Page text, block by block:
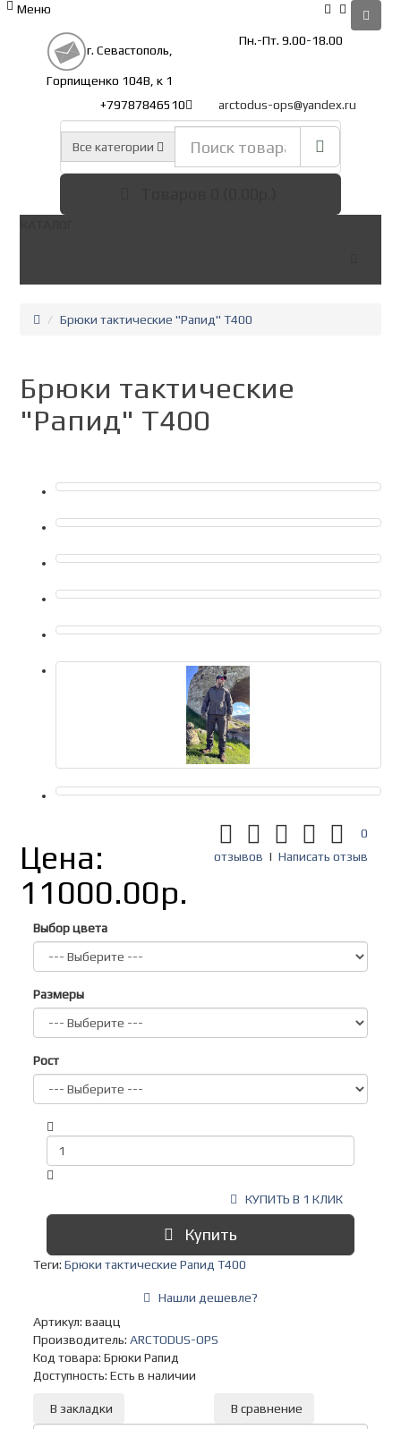
Меню
г. Севастополь,
Горпищенко 104В, к 1
Пн.-Пт. 9.00-18.00
+79787846510 arctodus-ops@yandex.ru
Все категории
Брюки тактические "Рапид" Т400
Брюки тактические
"Рапид" Т400
Цена:
11000.00р.
0
отзывов | Написать отзыв
Выбор цвета
Размеры
Рост
КУПИТЬ В 1 КЛИК
Купить
Теги: Брюки тактические Рапид Т400
Нашли дешевле?
Артикул: ваацц
Производитель: ARCTODUS-OPS
Код товара: Брюки Рапид
Доступность: Есть в наличии
В закладки В сравнение